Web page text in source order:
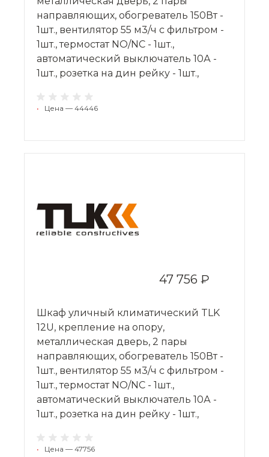
направляющих, обогреватель 150Вт -
1шт., вентилятор 55 м3/ч с фильтром -
1шт., термостат NO/NC - 1шт.,
автоматический выключатель 10А -
1шт., розетка на дин рейку - 1шт.,
• Цена — 44446
47 756 ₽
Шкаф уличный климатический TLK
12U, крепление на опору,
металлическая дверь, 2 пары
направляющих, обогреватель 150Вт -
1шт., вентилятор 55 м3/ч с фильтром -
1шт., термостат NO/NC - 1шт.,
автоматический выключатель 10А -
1шт., розетка на дин рейку - 1шт.,
• Цена — 47756